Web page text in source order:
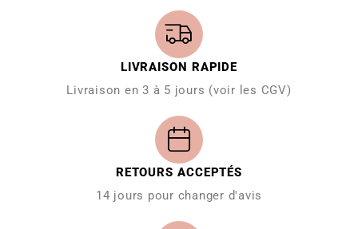
LIVRAISON RAPIDE
Livraison en 3 à 5 jours (voir les CGV)
RETOURS ACCEPTÉS
14 jours pour changer d'avis